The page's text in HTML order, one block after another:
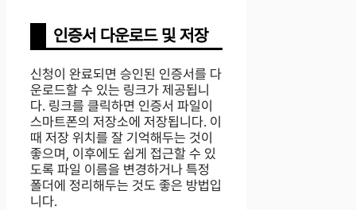
인증서 다운로드 및 저장
신청이 완료되면 승인된 인증서를 다
운로드할 수 있는 링크가 제공됩니
다. 링크를 클릭하면 인증서 파일이
스마트폰의 저장소에 저장됩니다. 이
때 저장 위치를 잘 기억해두는 것이
좋으며, 이후에도 쉽게 접근할 수 있
도록 파일 이름을 변경하거나 특정
폴더에 정리해두는 것도 좋은 방법입
니다.